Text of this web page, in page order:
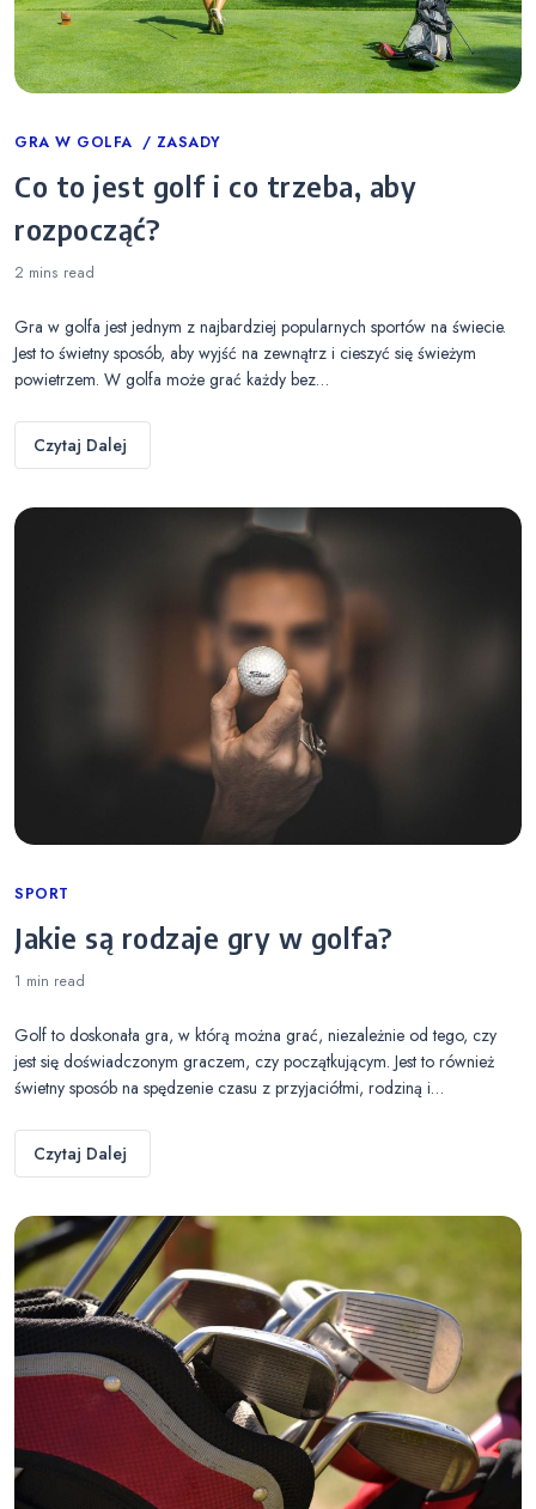
Categories
GRA W GOLFA ZASADY
Co to jest golf i co trzeba, aby
rozpocząć?
2 mins read
Gra w golfa jest jednym z najbardziej popularnych sportów na świecie.
Jest to świetny sposób, aby wyjść na zewnątrz i cieszyć się świeżym
powietrzem. W golfa może grać każdy bez…
Czytaj Dalej
Categories
SPORT
Jakie są rodzaje gry w golfa?
1 min read
Golf to doskonała gra, w którą można grać, niezależnie od tego, czy
jest się doświadczonym graczem, czy początkującym. Jest to również
świetny sposób na spędzenie czasu z przyjaciółmi, rodziną i…
Czytaj Dalej